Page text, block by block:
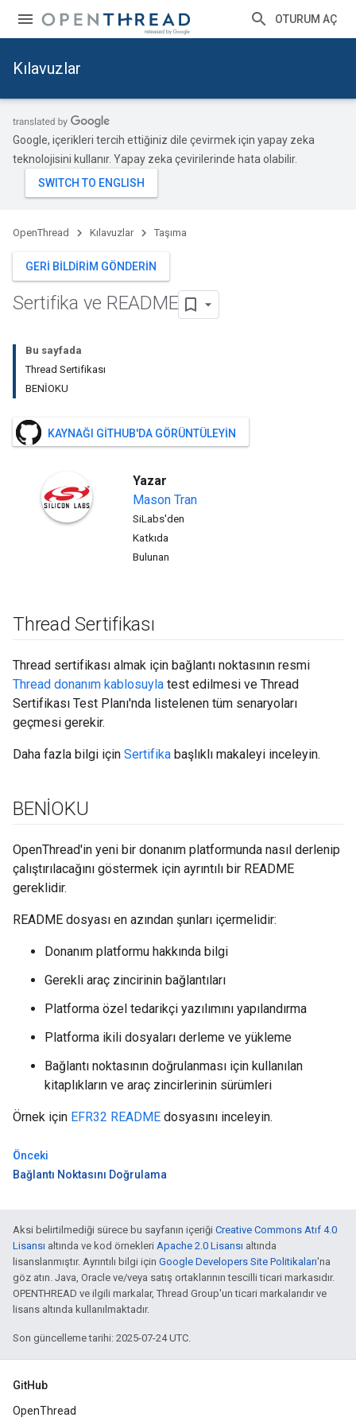
OTURUM AÇ
Kılavuzlar
Google, içerikleri tercih ettiğiniz dile çevirmek için yapay zeka
teknolojisini kullanır. Yapay zeka çevirilerinde hata olabilir.
OpenThread Kılavuzlar Taşıma
GERI BILDIRIM GÖNDERIN
Sertifika ve README
Bu sayfada
Thread Sertifikası
BENİOKU
KAYNAĞI GITHUB'DA GÖRÜNTÜLEYIN
Yazar
Mason Tran
SiLabs'den
Katkıda
Bulunan
Thread Sertifikası
Thread sertifikası almak için bağlantı noktasının resmi
Thread donanım kablosuyla test edilmesi ve Thread
Sertifikası Test Planı'nda listelenen tüm senaryoları
geçmesi gerekir.
Daha fazla bilgi için Sertifika başlıklı makaleyi inceleyin.
BENİOKU
OpenThread'in yeni bir donanım platformunda nasıl derlenip
çalıştırılacağını göstermek için ayrıntılı bir README
gereklidir.
README dosyası en azından şunları içermelidir:
Donanım platformu hakkında bilgi
Gerekli araç zincirinin bağlantıları
Platforma özel tedarikçi yazılımını yapılandırma
Platforma ikili dosyaları derleme ve yükleme
Bağlantı noktasının doğrulanması için kullanılan
kitaplıkların ve araç zincirlerinin sürümleri
Örnek için EFR32 README dosyasını inceleyin.
Önceki
Bağlantı Noktasını Doğrulama
Aksi belirtilmediği sürece bu sayfanın içeriği Creative Commons Atıf 4.0
Lisansı altında ve kod örnekleri Apache 2.0 Lisansı altında
lisanslanmıştır. Ayrıntılı bilgi için Google Developers Site Politikaları'na
göz atın. Java, Oracle ve/veya satış ortaklarının tescilli ticari markasıdır.
OPENTHREAD ve ilgili markalar, Thread Group'un ticari markalarıdır ve
lisans altında kullanılmaktadır.
Son güncelleme tarihi: 2025-07-24 UTC.
GitHub
OpenThread